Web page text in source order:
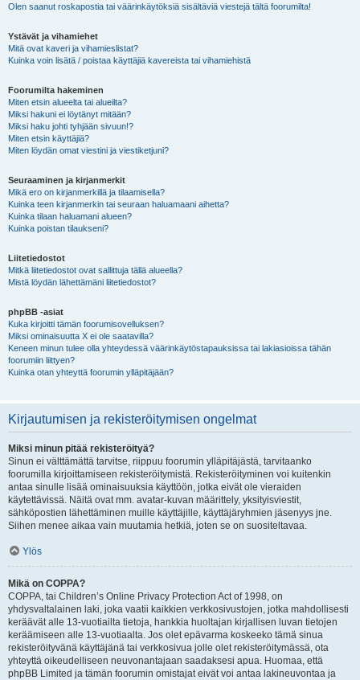
Olen saanut roskapostia tai väärinkäytöksiä sisältäviä viestejä tältä foorumilta!
Ystävät ja vihamiehet
Mitä ovat kaveri ja vihamieslistat?
Kuinka voin lisätä / poistaa käyttäjiä kavereista tai vihamiehistä
Foorumilta hakeminen
Miten etsin alueelta tai alueilta?
Miksi hakuni ei löytänyt mitään?
Miksi haku johti tyhjään sivuun!?
Miten etsin käyttäjiä?
Miten löydän omat viestini ja viestiketjuni?
Seuraaminen ja kirjanmerkit
Mikä ero on kirjanmerkillä ja tilaamisella?
Kuinka teen kirjanmerkin tai seuraan haluamaani aihetta?
Kuinka tilaan haluamani alueen?
Kuinka poistan tilaukseni?
Liitetiedostot
Mitkä liitetiedostot ovat sallittuja tällä alueella?
Mistä löydän lähettämäni liitetiedostot?
phpBB -asiat
Kuka kirjoitti tämän foorumisovelluksen?
Miksi ominaisuutta X ei ole saatavilla?
Keneen minun tulee olla yhteydessä väärinkäytöstapauksissa tai lakiasioissa tähän
foorumiin liittyen?
Kuinka otan yhteyttä foorumin ylläpitäjään?
Kirjautumisen ja rekisteröitymisen ongelmat
Miksi minun pitää rekisteröityä?
Sinun ei välttämättä tarvitse, riippuu foorumin ylläpitäjästä, tarvitaanko
foorumilla kirjoittamiseen rekisteröitymistä. Rekisteröityminen voi kuitenkin
antaa sinulle lisää ominaisuuksia käyttöön, jotka eivät ole vieraiden
käytettävissä. Näitä ovat mm. avatar-kuvan määrittely, yksityisviestit,
sähköpostien lähettäminen muille käyttäjille, käyttäjäryhmien jäsenyys jne.
Siihen menee aikaa vain muutamia hetkiä, joten se on suositeltavaa.
Ylös
Mikä on COPPA?
COPPA, tai Children’s Online Privacy Protection Act of 1998, on
yhdysvaltalainen laki, joka vaatii kaikkien verkkosivustojen, jotka mahdollisesti
keräävät alle 13-vuotiailta tietoja, hankkia huoltajan kirjallisen luvan tietojen
keräämiseen alle 13-vuotiaalta. Jos olet epävarma koskeeko tämä sinua
rekisteröityvänä käyttäjänä tai verkkosivua jolle olet rekisteröitymässä, ota
yhteyttä oikeudelliseen neuvonantajaan saadaksesi apua. Huomaa, että
phpBB Limited ja tämän foorumin omistajat eivät voi antaa lakineuvontaa ja